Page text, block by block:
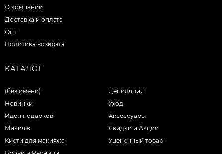
О компании
Доставка и оплата
Опт
Политика возврата
КАТАЛОГ
(без имени)
Новинки
Идеи подарков!
Макияж
Кисти для макияжа
Депиляция
Уход
Аксессуары
Скидки и Акции
Уцененный товар